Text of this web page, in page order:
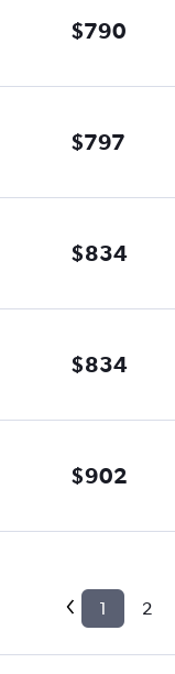
$790
$797
$834
$834
$902
1 2